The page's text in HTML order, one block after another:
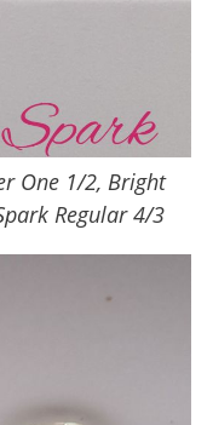
One 1/2, Bright
Regular 4/3